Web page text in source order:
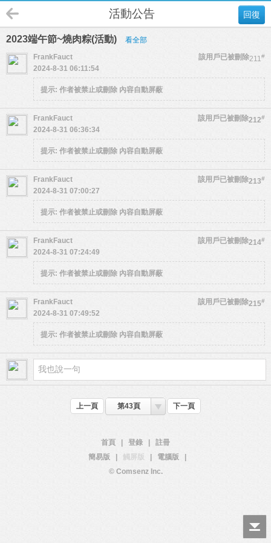
回復
活動公告
2023端午節~燒肉粽(活動) 看全部
211#
FrankFauct
該用戶已被刪除
2024-8-31 06:11:54
提示: 作者被禁止或刪除 內容自動屏蔽
212#
FrankFauct
該用戶已被刪除
2024-8-31 06:36:34
提示: 作者被禁止或刪除 內容自動屏蔽
213#
FrankFauct
該用戶已被刪除
2024-8-31 07:00:27
提示: 作者被禁止或刪除 內容自動屏蔽
214#
FrankFauct
該用戶已被刪除
2024-8-31 07:24:49
提示: 作者被禁止或刪除 內容自動屏蔽
215#
FrankFauct
該用戶已被刪除
2024-8-31 07:49:52
提示: 作者被禁止或刪除 內容自動屏蔽
上一頁 第43頁 下一頁
首頁 登錄
註冊
簡易版
觸屏版 電腦版
© Comsenz Inc.